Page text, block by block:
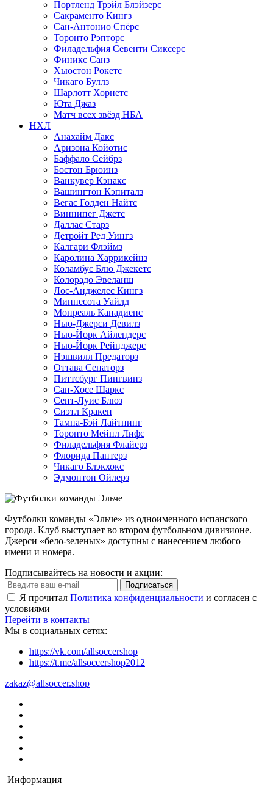
Портленд Трэйл Блэйзерс
Сакраменто Кингз
Сан-Антонио Спёрс
Торонто Рэпторс
Филадельфия Севенти Сиксерс
Финикс Санз
Хьюстон Рокетс
Чикаго Буллз
Шарлотт Хорнетс
Юта Джаз
Матч всех звёзд НБА
НХЛ
Анахайм Дакс
Аризона Койотис
Баффало Сейбрз
Бостон Брюинз
Ванкувер Кэнакс
Вашингтон Кэпиталз
Вегас Голден Найтс
Виннипег Джетс
Даллас Старз
Детройт Ред Уингз
Калгари Флэймз
Каролина Харрикейнз
Коламбус Блю Джекетс
Колорадо Эвеланш
Лос-Анджелес Кингз
Миннесота Уайлд
Монреаль Канадиенс
Нью-Джерси Девилз
Нью-Йорк Айлендерс
Нью-Йорк Рейнджерс
Нэшвилл Предаторз
Оттава Сенаторз
Питтсбург Пингвинз
Сан-Хосе Шаркс
Сент-Луис Блюз
Сиэтл Кракен
Тампа-Бэй Лайтнинг
Торонто Мейпл Лифс
Филадельфия Флайерз
Флорида Пантерз
Чикаго Блэкхокс
Эдмонтон Ойлерз
Футболки команды «Эльче» из одноименного испанского
города. Клуб выступает во втором футбольном дивизионе.
Джерси «бело-зеленых» доступны с нанесением любого
имени и номера.
Подписывайтесь на новости и акции:
Подписаться
Я прочитал Политика конфиденциальности и согласен с
условиями
Перейти в контакты
Мы в социальных сетях:
https://vk.com/allsoccershop
https://t.me/allsoccershop2012
zakaz@allsoccer.shop
Информация